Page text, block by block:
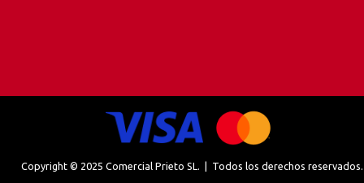
Copyright © 2025 Comercial Prieto SL. | Todos los derechos reservados.